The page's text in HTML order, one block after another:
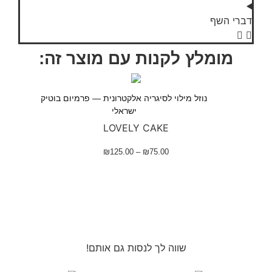
דברי השף
מומלץ לקנות עם מוצר זה:
נוזל מילוי לסיגריה אלקטרונית — פרמיום בוטיק
ישראלי
LOVELY CAKE
₪75.00
–
₪125.00
שווה לך לנסות גם אותם!